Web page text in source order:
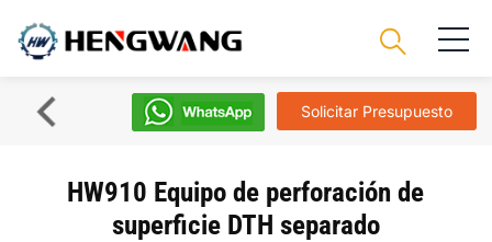
Solicitar Presupuesto
HW910 Equipo de perforación de
superficie DTH separado